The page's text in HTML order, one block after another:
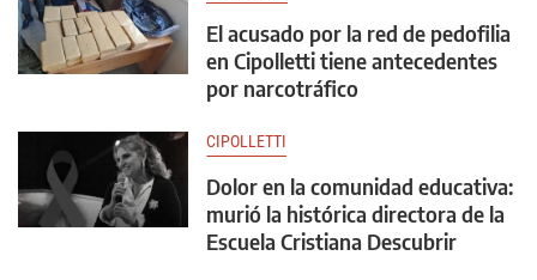
El acusado por la red de pedofilia
en Cipolletti tiene antecedentes
por narcotráfico
CIPOLLETTI
Dolor en la comunidad educativa:
murió la histórica directora de la
Escuela Cristiana Descubrir